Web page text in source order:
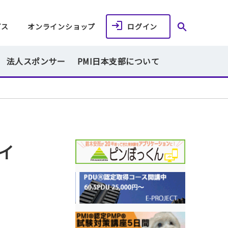
オンラインショップ ログイン
法人スポンサー PMI日本支部について